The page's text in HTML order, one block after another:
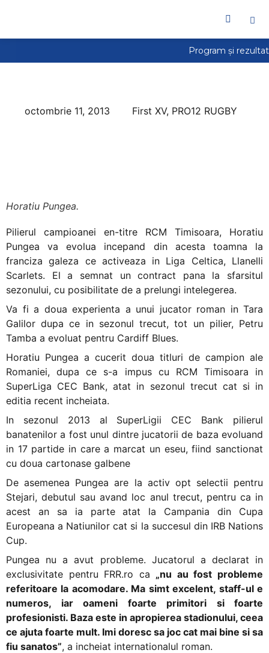
octombrie 11, 2013 First XV, PRO12 RUGBY
Horatiu Pungea.
Pilierul campioanei en-titre RCM Timisoara, Horatiu
Pungea va evolua incepand din acesta toamna la
franciza galeza ce activeaza in Liga Celtica, Llanelli
Scarlets. El a semnat un contract pana la sfarsitul
sezonului, cu posibilitate de a prelungi intelegerea.
Va fi a doua experienta a unui jucator roman in Tara
Galilor dupa ce in sezonul trecut, tot un pilier, Petru
Tamba a evoluat pentru Cardiff Blues.
Horatiu Pungea a cucerit doua titluri de campion ale
Romaniei, dupa ce s-a impus cu RCM Timisoara in
SuperLiga CEC Bank, atat in sezonul trecut cat si in
editia recent incheiata.
In sezonul 2013 al SuperLigii CEC Bank pilierul
banatenilor a fost unul dintre jucatorii de baza evoluand
in 17 partide in care a marcat un eseu, fiind sanctionat
cu doua cartonase galbene
De asemenea Pungea are la activ opt selectii pentru
Stejari, debutul sau avand loc anul trecut, pentru ca in
acest an sa ia parte atat la Campania din Cupa
Europeana a Natiunilor cat si la succesul din IRB Nations
Cup.
Pungea nu a avut probleme. Jucatorul a declarat in
exclusivitate pentru FRR.ro ca „nu au fost probleme
referitoare la acomodare. Ma simt excelent, staff-ul e
numeros, iar oameni foarte primitori si foarte
profesionisti. Baza este in apropierea stadionului, ceea
ce ajuta foarte mult. Imi doresc sa joc cat mai bine si sa
fiu sanatos”, a incheiat internationalul roman.